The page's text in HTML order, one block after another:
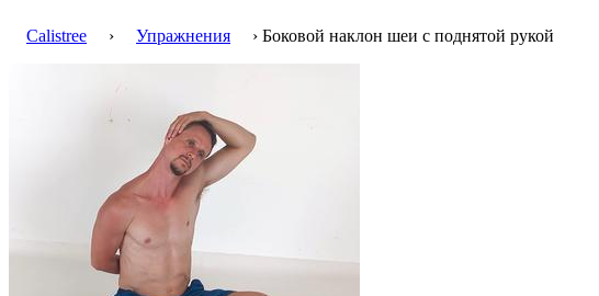
Calistree › Упражнения › Боковой наклон шеи с поднятой рукой